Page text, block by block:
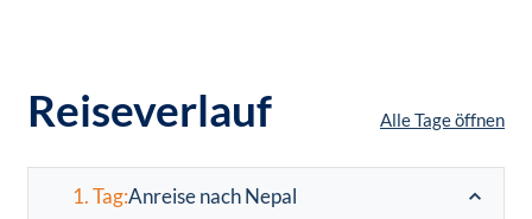
Reiseverlauf Alle Tage öffnen
1. Tag:Anreise nach Nepal